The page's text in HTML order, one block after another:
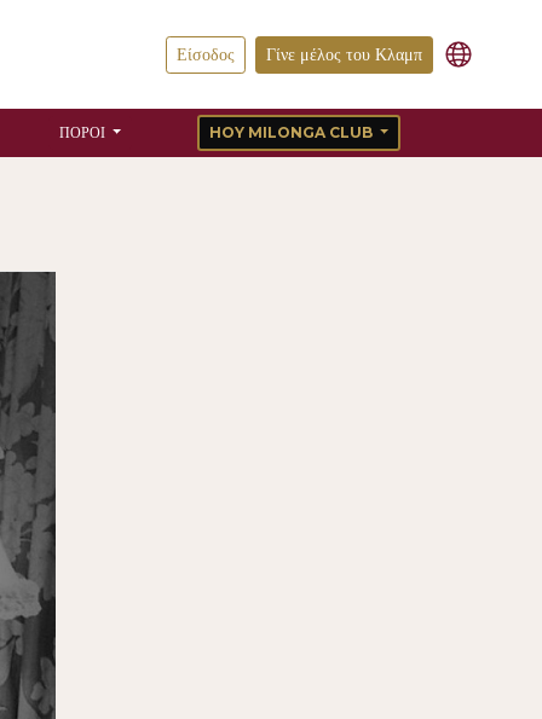
Είσοδος Γίνε μέλος του Κλαμπ
ΠΌΡΟΙ HOY MILONGA CLUB